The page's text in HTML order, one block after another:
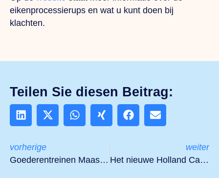
eikenprocessierups en wat u kunt doen bij
klachten.
Teilen Sie diesen Beitrag:
vorherige
Goederentreinen Maaslijn veroorzaken meer overlast
weiter
Het nieuwe Holland Casino in Venlo